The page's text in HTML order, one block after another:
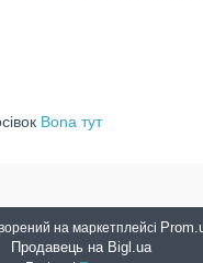
Bona тут
на маркетплейсі
Продавець на Bigl.ua